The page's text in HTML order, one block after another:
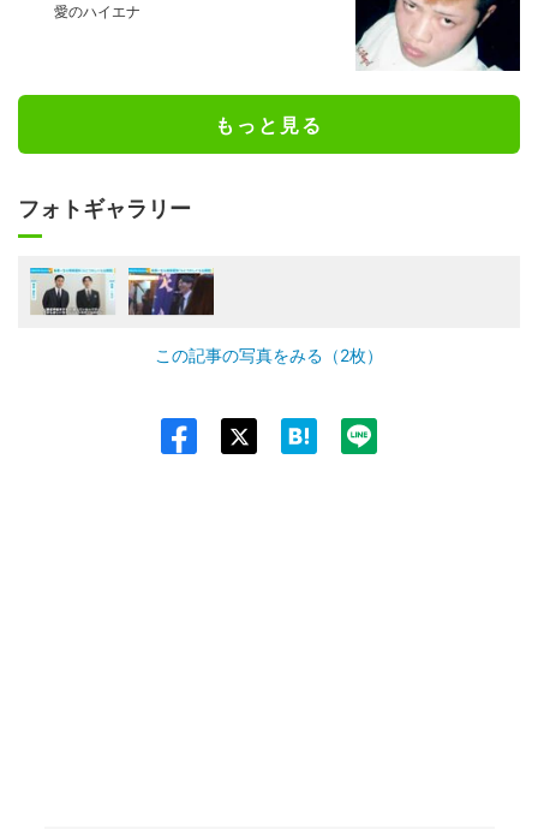
愛のハイエナ
もっと見る
フォトギャラリー
この記事の写真をみる（2枚）